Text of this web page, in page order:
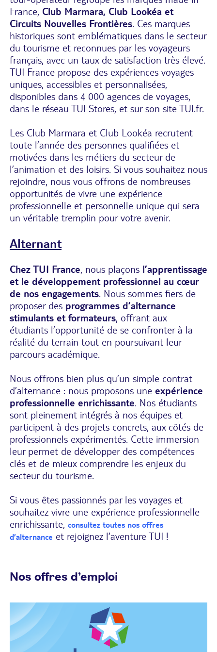
France, Club Marmara, Club Lookéa et
Circuits Nouvelles Frontières. Ces marques
historiques sont emblématiques dans le secteur
du tourisme et reconnues par les voyageurs
français, avec un taux de satisfaction très élevé.
TUI France propose des expériences voyages
uniques, accessibles et personnalisées,
disponibles dans 4 000 agences de voyages,
dans le réseau TUI Stores, et sur son site TUI.fr.
Les Club Marmara et Club Lookéa recrutent
toute l’année des personnes qualifiées et
motivées dans les métiers du secteur de
l’animation et des loisirs. Si vous souhaitez nous
rejoindre, nous vous offrons de nombreuses
opportunités de vivre une expérience
professionnelle et personnelle unique qui sera
un véritable tremplin pour votre avenir.
Alternant
Chez TUI France, nous plaçons l’apprentissage
et le développement professionnel au cœur
de nos engagements. Nous sommes fiers de
proposer des programmes d’alternance
stimulants et formateurs, offrant aux
étudiants l’opportunité de se confronter à la
réalité du terrain tout en poursuivant leur
parcours académique.
Nous offrons bien plus qu’un simple contrat
d’alternance : nous proposons une expérience
professionnelle enrichissante. Nos étudiants
sont pleinement intégrés à nos équipes et
participent à des projets concrets, aux côtés de
professionnels expérimentés. Cette immersion
leur permet de développer des compétences
clés et de mieux comprendre les enjeux du
secteur du tourisme.
Si vous êtes passionnés par les voyages et
souhaitez vivre une expérience professionnelle
enrichissante, consultez toutes nos offres
d’alternance et rejoignez l’aventure TUI !
Nos offres d’emploi